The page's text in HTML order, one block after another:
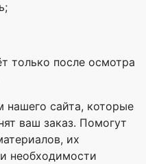
только после осмотра
нашего сайта, которые
ваш заказ. Помогут
их
необходимости